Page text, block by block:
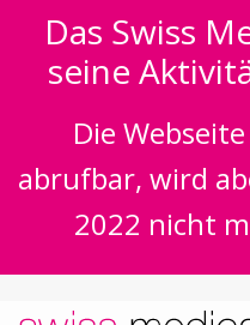
Das Swiss
seine
Die
abrufbar, wird
2022 nicht